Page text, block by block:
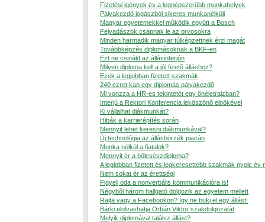
Fizetési igények és a legnépszerûbb munkahelyek
Pályakezdõ jogászból sikeres munkanélküli
Magyar egyetemekkel mûködik együtt a Bosch
Fejvadászok csapnak le az orvosokra
Minden harmadik magyar túlképzettnek érzi magát
Továbbképzés diplomásoknak a BKF-en
Ezt ne csináld az állásinterjún
Milyen diploma kell a jól fizetõ álláshoz?
Ezek a legjobban fizetett szakmák
240 ezret kap egy diplomás pályakezdõ
Mi vonzza a HR-es tekintetét egy önéletrajzban?
Interjú a Rektori Konferencia leköszönõ elnökével
Ki vállalhat diákmunkát?
Hibák a karrierépítés során
Mennyit lehet keresni diákmunkával?
Új technológia az állásbörzék piacán
Munka nélkül a fiatalok?
Mennyit ér a bölcsészdiploma?
A legjobban fizetett és legkeresettebb szakmák nyolc év
Nem sokat ér az érettségi
Figyelj oda a nonverbális kommunikációra is!
Négybõl három hallgató dolgozik az egyetem mellett
Rajta vagy a Facebookon? Így ne bukj el egy állást!
Bárki elolvashatja Orbán Viktor szakdolgozatát
Melyik diplomával találsz állást?